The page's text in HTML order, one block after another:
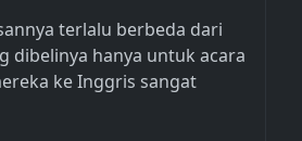
terlalu berbeda dari
dibelinya hanya untuk acara
ke Inggris sangat